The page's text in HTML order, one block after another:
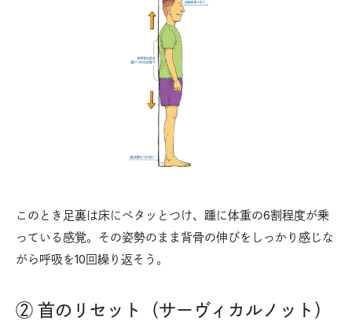
このとき足裏は床にベタッとつけ、踵に体重の6割程度が乗
っている感覚。その姿勢のまま背骨の伸びをしっかり感じな
がら呼吸を10回繰り返そう。
② 首のリセット（サーヴィカルノット）